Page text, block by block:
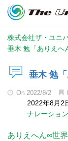
株式会社ザ・ユニ
垂木 勉「ありえへ
垂木 勉
On 2022/8/2
2022年8月2
ナレーション
ありえへん∞世界